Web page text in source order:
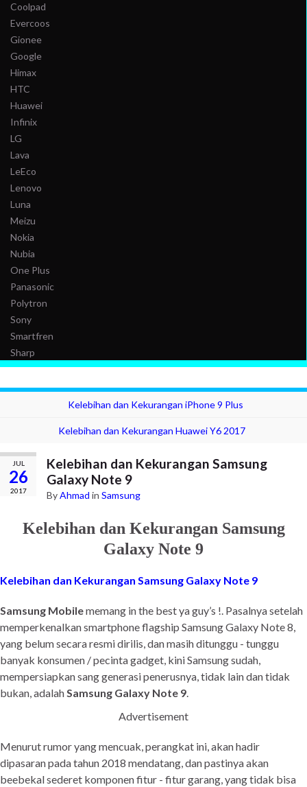
Coolpad
Evercoos
Gionee
Google
Himax
HTC
Huawei
Infinix
LG
Lava
LeEco
Lenovo
Luna
Meizu
Nokia
Nubia
One Plus
Panasonic
Polytron
Sony
Smartfren
Sharp
Kelebihan dan Kekurangan iPhone 9 Plus
Kelebihan dan Kekurangan Huawei Y6 2017
JUL
26
2017
Kelebihan dan Kekurangan Samsung
Galaxy Note 9
ByAhmad in Samsung
Kelebihan dan Kekurangan Samsung
Galaxy Note 9
Kelebihan dan Kekurangan Samsung Galaxy Note 9
Samsung Mobilememang in the best ya guy’s !. Pasalnya setelah
memperkenalkan smartphone flagship Samsung Galaxy Note 8,
yang belum secara resmi dirilis, dan masih ditunggu - tunggu
banyak konsumen / pecinta gadget, kini Samsung sudah,
mempersiapkan sang generasi penerusnya, tidak lain dan tidak
bukan, adalahSamsung Galaxy Note 9.
Advertisement
Menurut rumor yang mencuak, perangkat ini, akan hadir
dipasaran pada tahun 2018 mendatang, dan pastinya akan
beebekal sederet komponen fitur - fitur garang, yang tidak bisa